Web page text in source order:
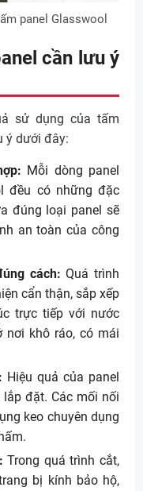
panel Glasswool
cần lưu ý
sử dụng của tấm
ý dưới đây:
Mỗi dòng panel
đều có những đặc
đúng loại panel sẽ
an toàn của công
cách: Quá trình
cẩn thận, sắp xếp
trực tiếp với nước
nơi khô ráo, có mái
Hiệu quả của panel
đặt. Các mối nối
keo chuyên dụng
Trong quá trình cắt,
bị kính bảo hộ,